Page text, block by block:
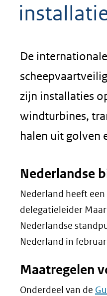
De
zijn installaties
windturbines,
halen uit golven
Nederlandse
Nederland heeft
delegatieleider
Nederlandse
Nederland in
Maatregelen
Onderdeel van de